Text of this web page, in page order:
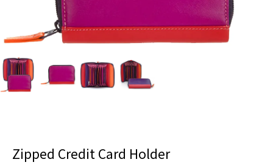
Zipped Credit Card Holder